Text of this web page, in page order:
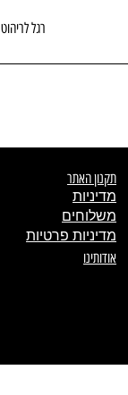
רגל לריהוט 10 - 71 שיק שחור מט
תקנון האתר
מדיניות
משלוחים
מדיניות פרטיות
אודותינו